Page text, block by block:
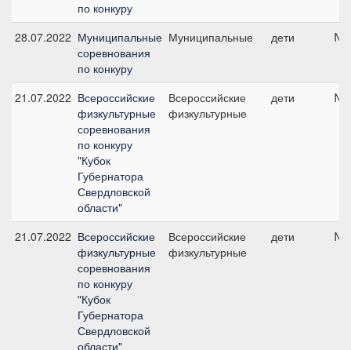
по конкуру
28.07.2022 Муниципальные
соревнования
по конкуру
Муниципальные дети
21.07.2022 Всероссийские
физкультурные
соревнования
по конкуру
"Кубок
Губернатора
Свердловской
области"
Всероссийские
физкультурные
дети
21.07.2022 Всероссийские
физкультурные
соревнования
по конкуру
"Кубок
Губернатора
Свердловской
области"
Всероссийские
физкультурные
дети